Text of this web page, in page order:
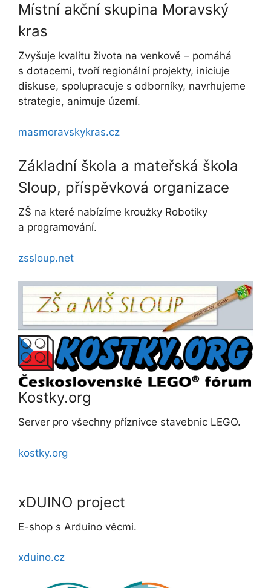
Místní akční skupina Moravský
kras
Zvyšuje kvalitu života na venkově – pomáhá
s dotacemi, tvoří regionální projekty, iniciuje
diskuse, spolupracuje s odborníky, navrhujeme
strategie, animuje území.
masmoravskykras.cz
Základní škola a mateřská škola
Sloup, příspěvková organizace
ZŠ na které nabízíme kroužky Robotiky
a programování.
zssloup.net
Kostky.org
Server pro všechny příznivce stavebnic LEGO.
kostky.org
xDUINO project
E-shop s Arduino věcmi.
xduino.cz